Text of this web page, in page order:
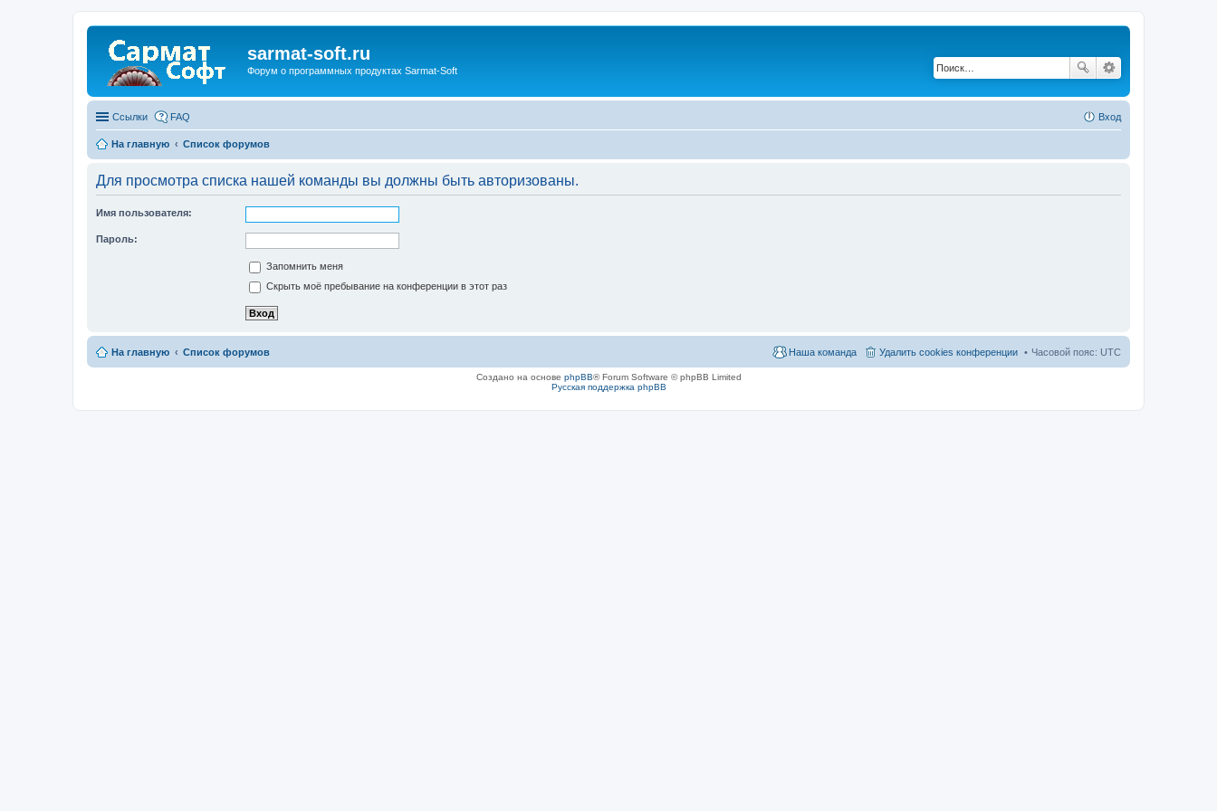
sarmat-soft.ru
Форум о программных продуктах Sarmat-Soft
Ссылки FAQ Вход
На главную Список форумов
Для просмотра списка нашей команды вы должны быть авторизованы.
Имя пользователя:
Пароль:
Запомнить меня
Скрыть моё пребывание на конференции в этот раз
На главную Список форумов Часовой пояс: UTC
Удалить cookies конференции
Наша команда
Создано на основе phpBB® Forum Software © phpBB Limited
Русская поддержка phpBB